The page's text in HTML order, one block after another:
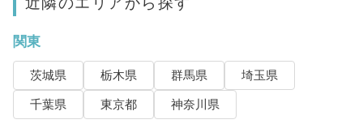
関東
茨城県 栃木県 群馬県
埼玉県
千葉県
東京都 神奈川県